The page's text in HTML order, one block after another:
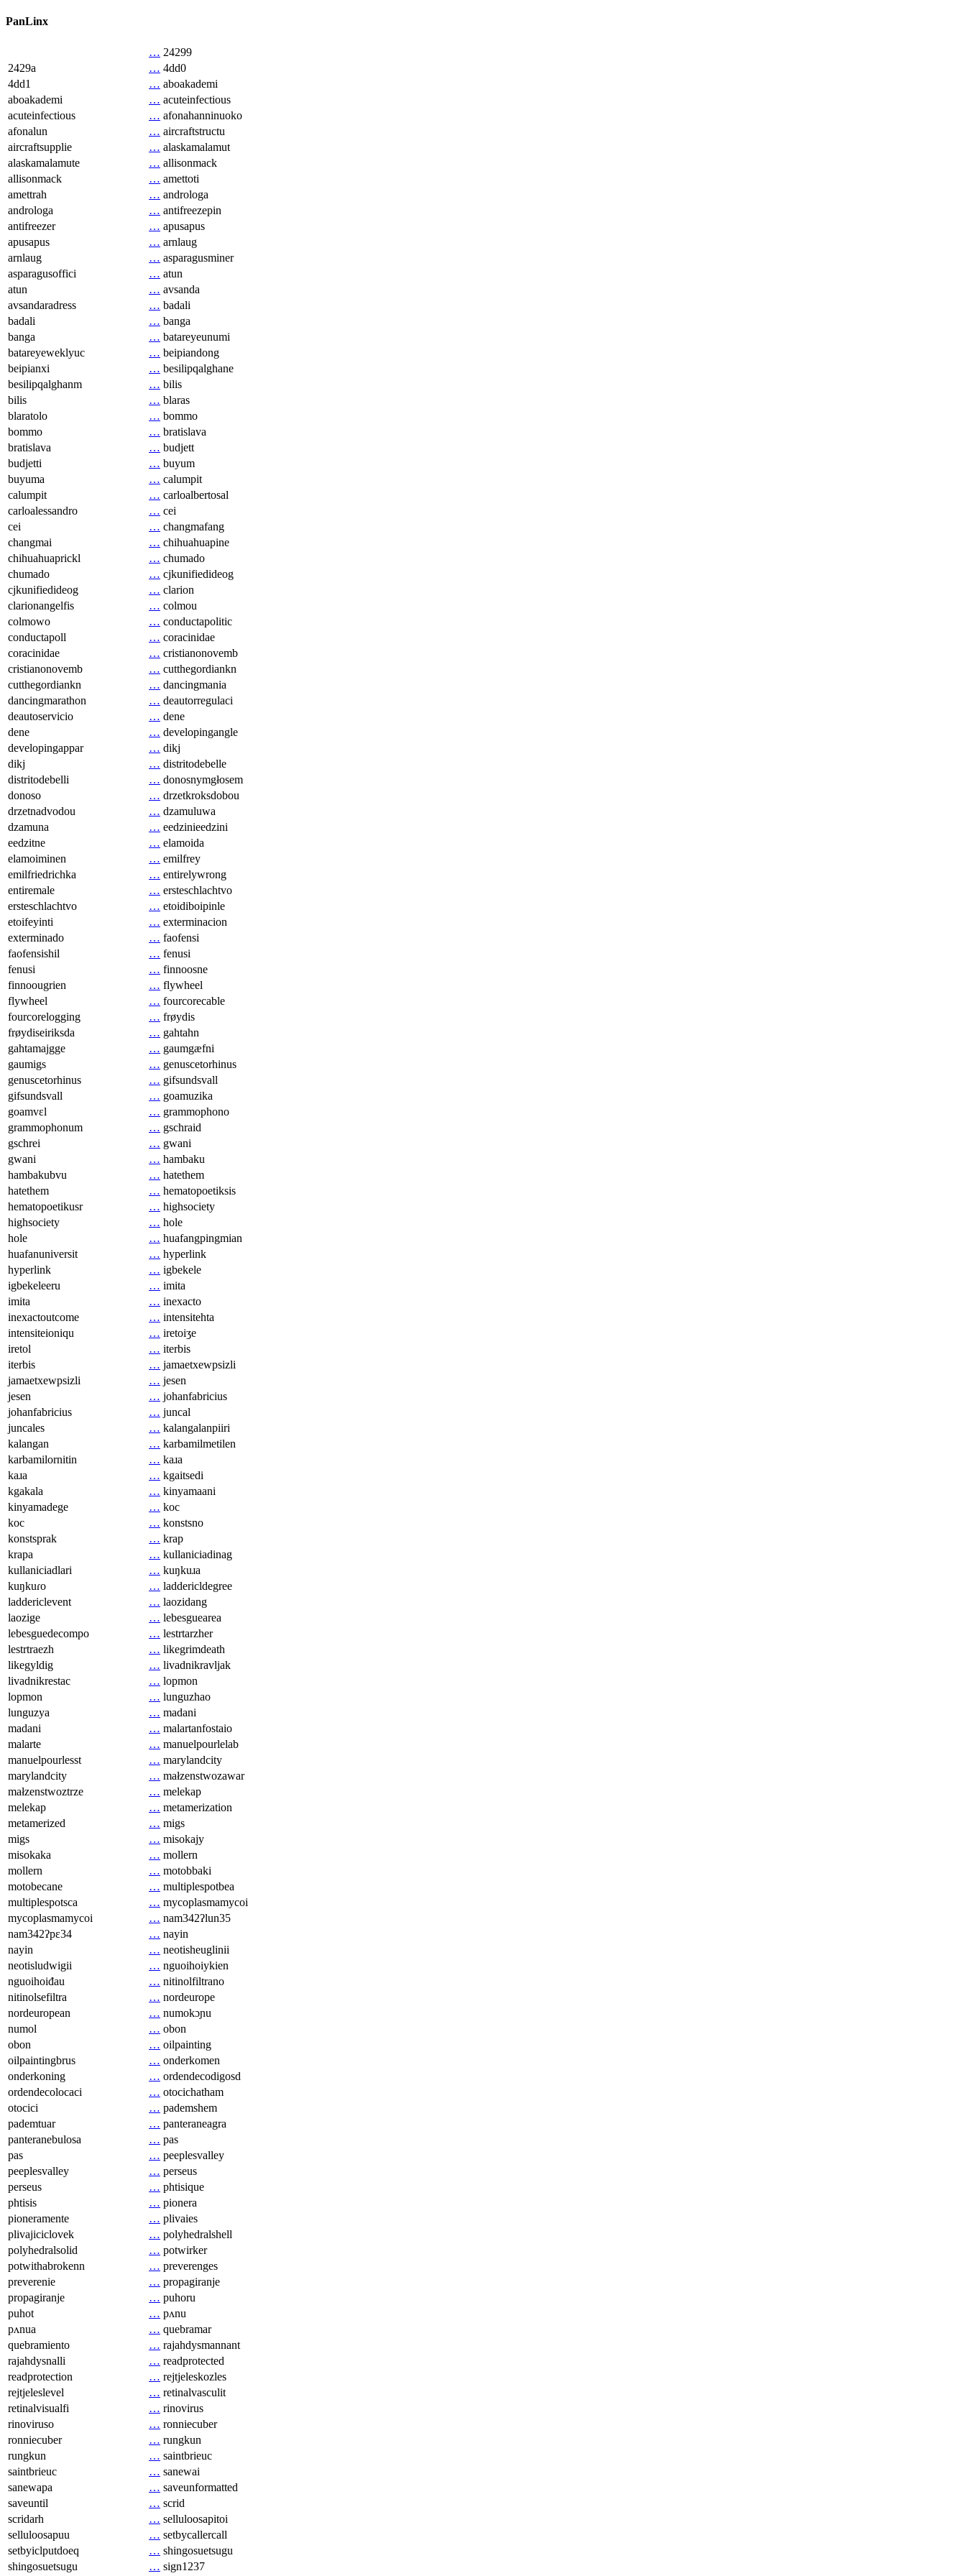
PanLinx
… 24299
2429a
… 4dd0
4dd1
… aboakademi
aboakademi
… acuteinfectious
acuteinfectious
… afonahanninuoko
afonalun
… aircraftstructu
aircraftsupplie
… alaskamalamut
alaskamalamute
… allisonmack
allisonmack
… amettoti
amettrah
… androloga
androloga
… antifreezepin
antifreezer
… apusapus
apusapus
… arnlaug
arnlaug
… asparagusminer
asparagusoffici
… atun
atun
… avsanda
avsandaradress
… badali
badali
… banga
banga
… batareyeunumi
batareyeweklyuc
… beipiandong
beipianxi
… besilipqalghane
besilipqalghanm
… bilis
bilis
… blaras
blaratolo
… bommo
bommo
… bratislava
bratislava
… budjett
budjetti
… buyum
buyuma
… calumpit
calumpit
… carloalbertosal
carloalessandro
… cei
cei
… changmafang
changmai
… chihuahuapine
chihuahuaprickl
… chumado
chumado
… cjkunifiedideog
cjkunifiedideog
… clarion
clarionangelfis
… colmou
colmowo
… conductapolitic
conductapoll
… coracinidae
coracinidae
… cristianonovemb
cristianonovemb
… cutthegordiankn
cutthegordiankn
… dancingmania
dancingmarathon
… deautorregulaci
deautoservicio
… dene
dene
… developingangle
developingappar
… dikj
dikj
… distritodebelle
distritodebelli
… donosnymgłosem
donoso
… drzetkroksdobou
drzetnadvodou
… dzamuluwa
dzamuna
… eedzinieedzini
eedzitne
… elamoida
elamoiminen
… emilfrey
emilfriedrichka
… entirelywrong
entiremale
… ersteschlachtvo
ersteschlachtvo
… etoidiboipinle
etoifeyinti
… exterminacion
exterminado
… faofensi
faofensishil
… fenusi
fenusi
… finnoosne
finnoougrien
… flywheel
flywheel
… fourcorecable
fourcorelogging
… frøydis
frøydiseiriksda
… gahtahn
gahtamajgge
… gaumgæfni
gaumigs
… genuscetorhinus
genuscetorhinus
… gifsundsvall
gifsundsvall
… goamuzika
goamvɛl
… grammophono
grammophonum
… gschraid
gschrei
… gwani
gwani
… hambaku
hambakubvu
… hatethem
hatethem
… hematopoetiksis
hematopoetikusr
… highsociety
highsociety
… hole
hole
… huafangpingmian
huafanuniversit
… hyperlink
hyperlink
… igbekele
igbekeleeru
… imita
imita
… inexacto
inexactoutcome
… intensitehta
intensiteioniqu
… iretoiʒe
iretol
… iterbis
iterbis
… jamaetxewpsizli
jamaetxewpsizli
… jesen
jesen
… johanfabricius
johanfabricius
… juncal
juncales
… kalangalanpiiri
kalangan
… karbamilmetilen
karbamilornitin
… kaɹa
kaɹa
… kgaitsedi
kgakala
… kinyamaani
kinyamadege
… koc
koc
… konstsno
konstsprak
… krap
krapa
… kullaniciadinag
kullaniciadlari
… kuŋkuɹa
kuŋkuɾo
… laddericldegree
laddericlevent
… laozidang
laozige
… lebesguearea
lebesguedecompo
… lestrtarzher
lestrtraezh
… likegrimdeath
likegyldig
… livadnikravljak
livadnikrestac
… lopmon
lopmon
… lunguzhao
lunguzya
… madani
madani
… malartanfostaio
malarte
… manuelpourlelab
manuelpourlesst
… marylandcity
marylandcity
… małzenstwozawar
małzenstwoztrze
… melekap
melekap
… metamerization
metamerized
… migs
migs
… misokajy
misokaka
… mollern
mollern
… motobbaki
motobecane
… multiplespotbea
multiplespotsca
… mycoplasmamycoi
mycoplasmamycoi
… nam342ʔlun35
nam342ʔpɛ34
… nayin
nayin
… neotisheuglinii
neotisludwigii
… nguoihoiykien
nguoihoiđau
… nitinolfiltrano
nitinolsefiltra
… nordeurope
nordeuropean
… numokɔɲu
numol
… obon
obon
… oilpainting
oilpaintingbrus
… onderkomen
onderkoning
… ordendecodigosd
ordendecolocaci
… otocichatham
otocici
… pademshem
pademtuar
… panteraneagra
panteranebulosa
… pas
pas
… peeplesvalley
peeplesvalley
… perseus
perseus
… phtisique
phtisis
… pionera
pioneramente
… plivaies
plivajiciclovek
… polyhedralshell
polyhedralsolid
… potwirker
potwithabrokenn
… preverenges
preverenie
… propagiranje
propagiranje
… puhoru
puhot
… pʌnu
pʌnua
… quebramar
quebramiento
… rajahdysmannant
rajahdysnalli
… readprotected
readprotection
… rejtjeleskozles
rejtjeleslevel
… retinalvasculit
retinalvisualfi
… rinovirus
rinoviruso
… ronniecuber
ronniecuber
… rungkun
rungkun
… saintbrieuc
saintbrieuc
… sanewai
sanewapa
… saveunformatted
saveuntil
… scrid
scridarh
… selluloosapitoi
selluloosapuu
… setbycallercall
setbyiclputdoeq
… shingosuetsugu
shingosuetsugu
… sign1237